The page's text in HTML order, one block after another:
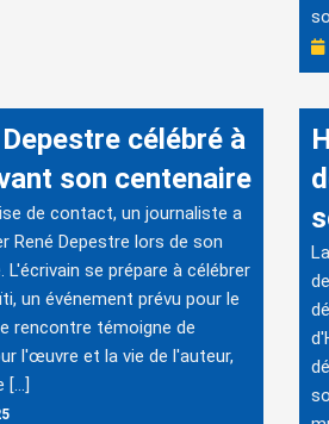
célébré à
son centenaire
de contact, un journaliste a
René Depestre lors de son
L'écrivain se prépare à célébrer
un événement prévu pour le
rencontre témoigne de
l'œuvre et la vie de l'auteur,
[…]